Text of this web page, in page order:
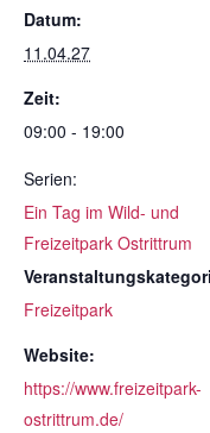
Datum:
11.04.27
Zeit:
09:00 - 19:00
Serien:
Ein Tag im Wild- und
Freizeitpark Ostrittrum
Freizeitpark
Website:
https://www.freizeitpark-
ostrittrum.de/